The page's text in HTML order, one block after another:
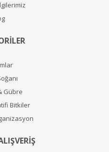
Gübre
Bitkiler